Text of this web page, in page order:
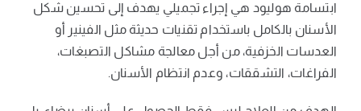
ابتسامة هوليود هي إجراء تجميلي يهدف إلى تحسين شكل
الأسنان بالكامل باستخدام تقنيات حديثة مثل الفينير أو
العدسات الخزفية، من أجل معالجة مشاكل التصبغات،
الفراغات، التشققات، وعدم انتظام الأسنان.